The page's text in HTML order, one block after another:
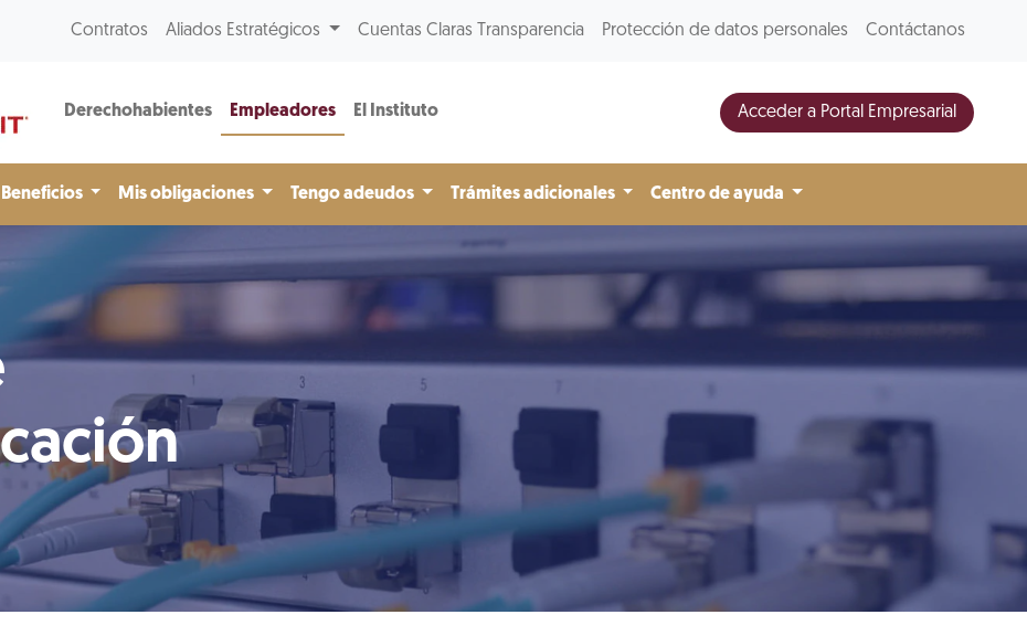
Contratos Aliados Estratégicos Cuentas Claras Transparencia Protección de datos personales Contáctanos
Derechohabientes Empleadores El Instituto Acceder a Portal Empresarial
Beneficios Mis obligaciones Tengo adeudos Trámites adicionales Centro de ayuda